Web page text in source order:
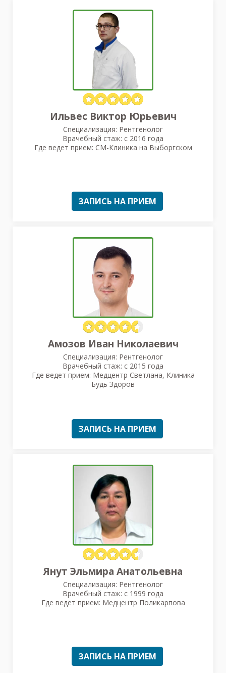
Ильвес Виктор Юрьевич
Специализация: Рентгенолог
Врачебный стаж: с 2016 года
Где ведет прием: СМ-Клиника на Выборгском
ЗАПИСЬ НА ПРИЕМ
Амозов Иван Николаевич
Специализация: Рентгенолог
Врачебный стаж: с 2015 года
Где ведет прием: Медцентр Светлана, Клиника
Будь Здоров
ЗАПИСЬ НА ПРИЕМ
Янут Эльмира Анатольевна
Специализация: Рентгенолог
Врачебный стаж: с 1999 года
Где ведет прием: Медцентр Поликарпова
ЗАПИСЬ НА ПРИЕМ